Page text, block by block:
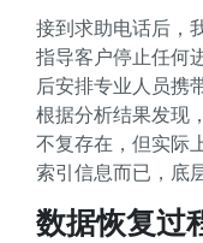
接到求助电话后，
指导客户停止任何
后安排专业人员携
根据分析结果发现
不复存在，但实际
索引信息而已，底
数据恢复过